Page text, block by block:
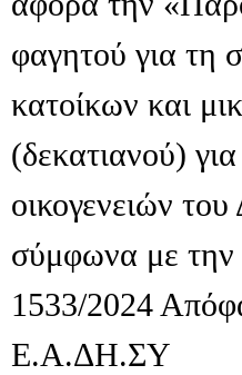
φαγητού για τη
κατοίκων και
(δεκατιανού)
οικογενειών
σύμφωνα με την
1533/2024
Ε.Α.ΔΗ.ΣΥ